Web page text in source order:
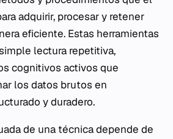
adquirir, procesar y retener
eficiente. Estas herramientas
lectura repetitiva,
cognitivos activos que
los datos brutos en
y duradero.
de una técnica depende de